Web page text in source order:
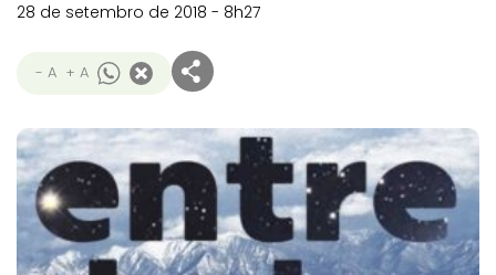
28 de setembro de 2018 - 8h27
- A + A